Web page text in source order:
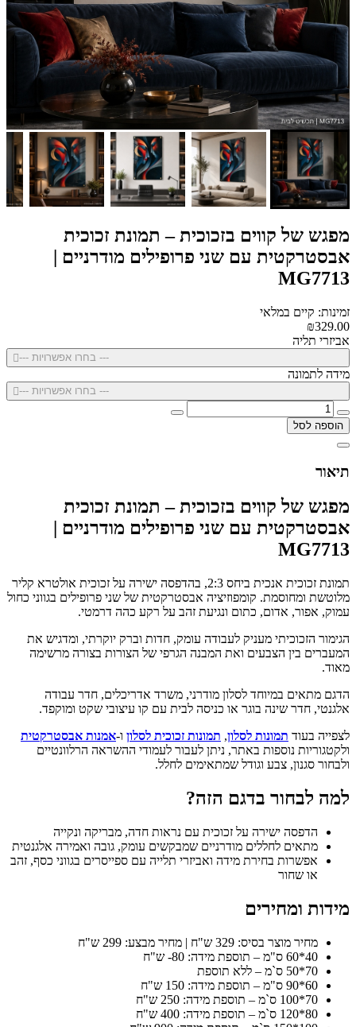
מפגש של קווים בזכוכית – תמונת זכוכית
אבסטרקטית עם שני פרופילים מודרניים |
MG7713
זמינות: קיים במלאי
₪329.00
אביזרי תליה
--- בחרו אפשרויות ---
מידה לתמונה
--- בחרו אפשרויות ---
הוספה לסל
תיאור
מפגש של קווים בזכוכית – תמונת זכוכית
אבסטרקטית עם שני פרופילים מודרניים |
MG7713
תמונת זכוכית אנכית ביחס 2:3, בהדפסה ישירה על זכוכית אולטרא קליר
מלוטשת ומחוסמת. קומפוזיציה אבסטרקטית של שני פרופילים בגווני כחול
עמוק, אפור, אדום, כתום ונגיעת זהב על רקע כהה דרמטי.
הגימור הזכוכיתי מעניק לעבודה עומק, חדות וברק יוקרתי, ומדגיש את
המעברים בין הצבעים ואת המבנה הגרפי של הצורות בצורה מרשימה
מאוד.
הדגם מתאים במיוחד לסלון מודרני, משרד אדריכלים, חדר עבודה
אלגנטי, חדר שינה בוגר או כניסה לבית עם קו עיצובי שקט ומוקפד.
לצפייה בעוד תמונות לסלון, תמונות זכוכית לסלון ו-אמנות אבסטרקטית
ולקטגוריות נוספות באתר, ניתן לעבור לעמודי ההשראה הרלוונטיים
ולבחור סגנון, צבע וגודל שמתאימים לחלל.
למה לבחור בדגם הזה?
הדפסה ישירה על זכוכית עם נראות חדה, מבריקה ונקייה
מתאים לחללים מודרניים שמבקשים עומק, גובה ואמירה אלגנטית
אפשרות בחירת מידה ואביזרי תלייה עם ספייסרים בגווני כסף, זהב
או שחור
מידות ומחירים
מחיר מוצר בסיס: 329 ש"ח | מחיר מבצע: 299 ש"ח
40*60 ס"מ – תוספת מידה: 80- ש"ח
70*50 ס`מ – ללא תוספת
60*90 ס"מ – תוספת מידה: 150 ש"ח
70*100 ס`מ – תוספת מידה: 250 ש"ח
80*120 ס`מ – תוספת מידה: 400 ש"ח